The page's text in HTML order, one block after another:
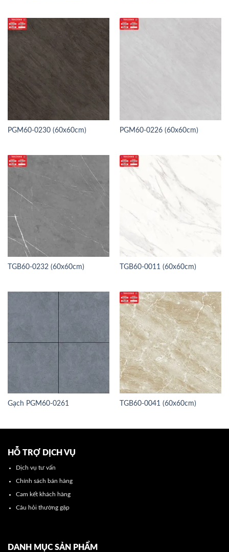
PGM60-0230 (60x60cm) PGM60-0226 (60x60cm)
TGB60-0232 (60x60cm) TGB60-0011 (60x60cm)
Gạch PGM60-0261 TGB60-0041 (60x60cm)
HỖ TRỢ DỊCH VỤ
Dịch vụ tư vấn
Chính sách bán hàng
Cam kết khách hàng
Câu hỏi thường gặp
DANH MỤC SẢN PHẨM